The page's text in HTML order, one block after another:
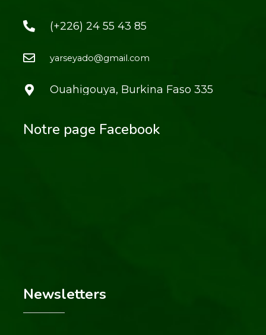
(+226) 24 55 43 85
yarseyado@gmail.com
Ouahigouya, Burkina Faso 335
Notre page Facebook
Newsletters